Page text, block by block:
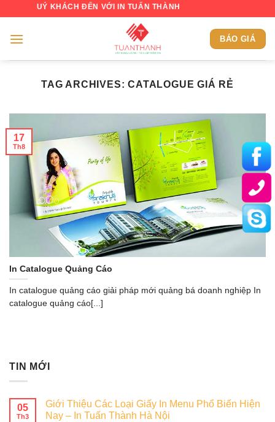
content
QUÝ KHÁCH ĐẾN VỚI IN TUẤN THÀNH
BÁO GIÁ
TAG ARCHIVES:CATALOGUE GIÁ RẺ
In Catalogue Quảng Cáo
In catalogue quảng cáo giải pháp mới quảng bá doanh nghiệp In
catalogue quảng cáo[...]
17
Th8
TIN MỚI
05
Th3
Giới Thiệu Các Loại Giấy In Menu Phổ Biến Hiện
Nay – In Tuấn Thành Hà Nội